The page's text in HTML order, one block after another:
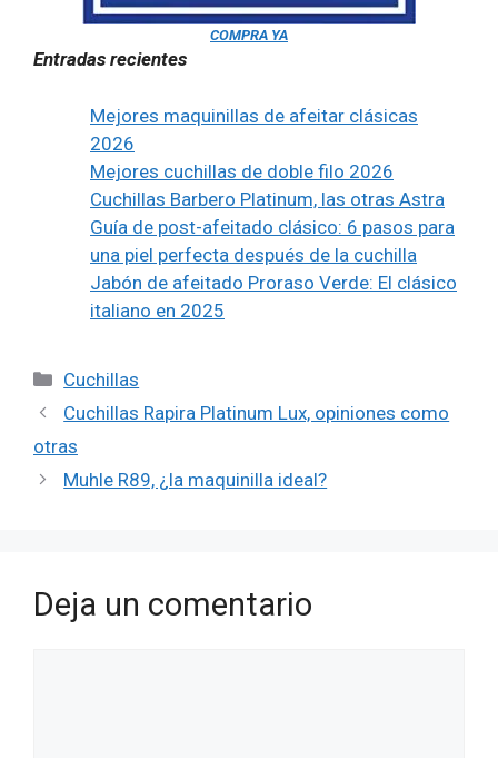
COMPRA YA
Entradas recientes
Mejores maquinillas de afeitar clásicas
2026
Mejores cuchillas de doble filo 2026
Cuchillas Barbero Platinum, las otras Astra
Guía de post-afeitado clásico: 6 pasos para
una piel perfecta después de la cuchilla
Jabón de afeitado Proraso Verde: El clásico
italiano en 2025
Categorías
Cuchillas
Cuchillas Rapira Platinum Lux, opiniones como
otras
Muhle R89, ¿la maquinilla ideal?
Deja un comentario